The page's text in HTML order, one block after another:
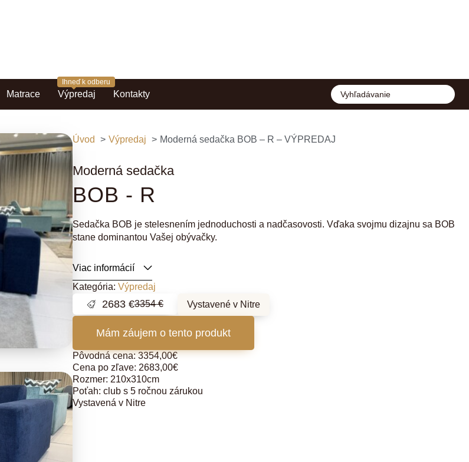
Matrace Výpredaj Kontakty
Úvod Výpredaj Moderná sedačka BOB – R – VÝPREDAJ
Moderná sedačka
BOB - R
Sedačka BOB je stelesnením jednoduchosti a nadčasovosti. Vďaka svojmu dizajnu sa BOB
stane dominantou Vašej obývačky.
Viac informácií
Kategória: Výpredaj
3354€
2683 € Vystavené v Nitre
Mám záujem o tento produkt
Pôvodná cena: 3354,00€
Cena po zľave: 2683,00€
Rozmer: 210x310cm
Poťah: club s 5 ročnou zárukou
Vystavená v Nitre